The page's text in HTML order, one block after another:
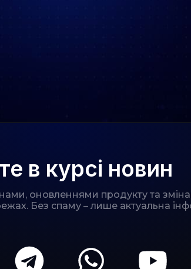
в курсі новин
оновленнями продукту та
Без спаму – лише актуальна